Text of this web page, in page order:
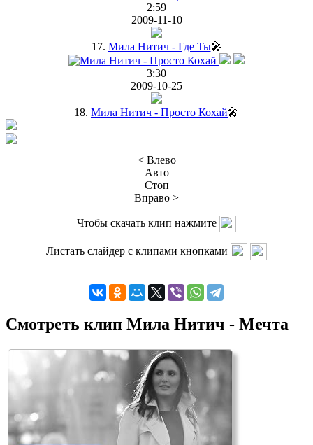
2:59
2009-11-10
17. Мила Нитич - Где Ты🎤
3:30
2009-10-25
18. Мила Нитич - Просто Кохай🎤
< Влево
Авто
Стоп
Вправо >
Чтобы скачать клип нажмите
Листать слайдер с клипами кнопками
Смотреть клип Мила Нитич - Мечта